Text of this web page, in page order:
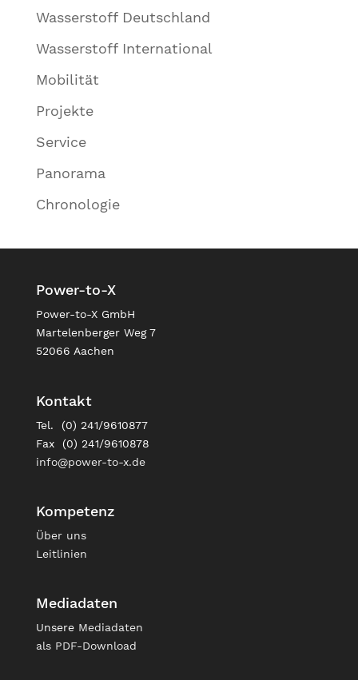
Wasserstoff Deutschland
Wasserstoff International
Mobilität
Projekte
Service
Panorama
Chronologie
Power-to-X
Power-to-X GmbH
Martelenberger Weg 7
52066 Aachen
Kontakt
Tel. (0) 241/9610877
Fax (0) 241/9610878
info@power-to-x.de
Kompetenz
Über uns
Leitlinien
Mediadaten
Unsere Mediadaten
als PDF-Download